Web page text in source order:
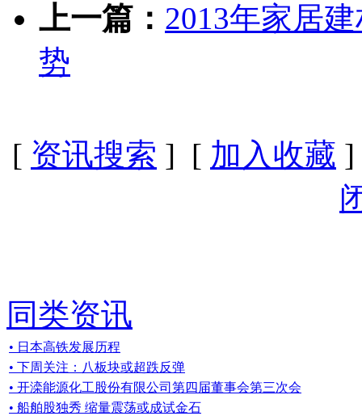
上一篇： 2013年家居
势
[ 资讯搜索 ] [ 加入收藏
同类资讯
• 日本高铁发展历程
• 下周关注：八板块或超跌反弹
• 开滦能源化工股份有限公司第四届董事会第三次会
• 船舶股独秀 缩量震荡或成试金石